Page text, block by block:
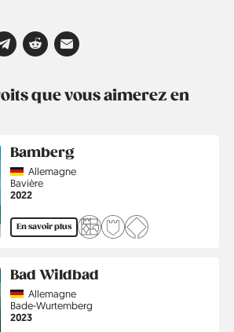
que vous aimerez en
Bamberg
CountryAllemagne
Région
Bavière
Année
2022
En savoir plus
Bad Wildbad
CountryAllemagne
Région
Bade-Wurtemberg
Année
2023